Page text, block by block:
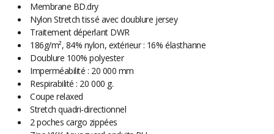
Membrane BD.dry
Nylon Stretch tissé avec doublure jersey
Traitement déperlant DWR
186g/m², 84% nylon, extérieur : 16% élasthanne
Doublure 100% polyester
Imperméabilité : 20 000 mm
Respirabilité : 20 000 g.
Coupe relaxed
Stretch quadri-directionnel
2 poches cargo zippées